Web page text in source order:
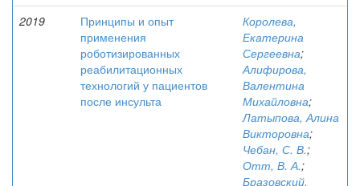
2019
Принципы и опыт
применения
роботизированных
реабилитационных
технологий у пациентов
после инсульта
Королева,
Екатерина
Сергеевна;
Алифирова,
Валентина
Михайловна;
Латыпова, Алина
Викторовна;
Чебан, С. В.;
Отт, В. А.;
Бразовский,